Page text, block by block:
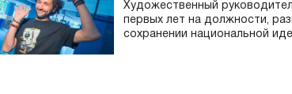
Художественный
первых лет на должности,
сохранении национальной